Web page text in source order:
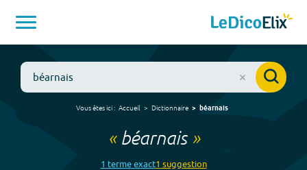
Vous êtes ici : Accueil Dictionnaire béarnais
« béarnais»
1 termeexact1 suggestion